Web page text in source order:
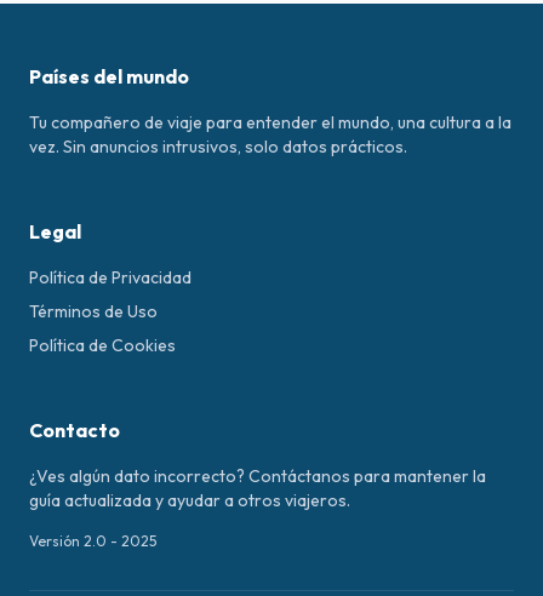
Países del mundo
Tu compañero de viaje para entender el mundo, una cultura a la
vez. Sin anuncios intrusivos, solo datos prácticos.
Legal
Política de Privacidad
Términos de Uso
Política de Cookies
Contacto
¿Ves algún dato incorrecto? Contáctanos para mantener la
guía actualizada y ayudar a otros viajeros.
Versión 2.0 - 2025